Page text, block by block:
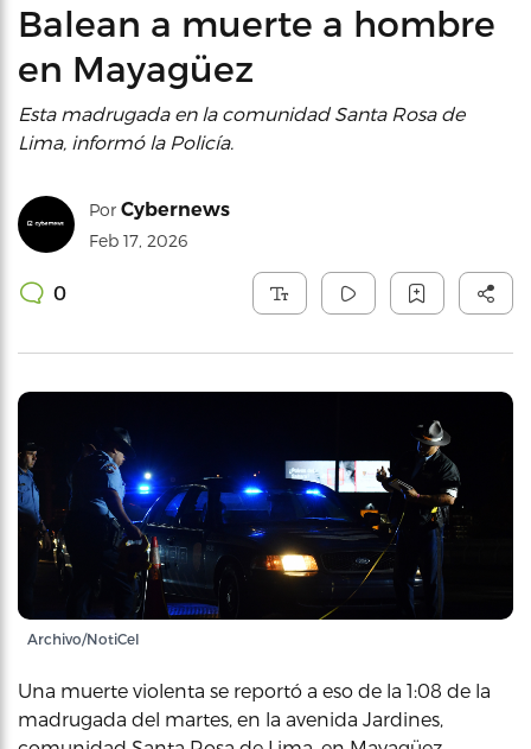
Balean a muerte a hombre
en Mayagüez
Esta madrugada en la comunidad Santa Rosa de
Lima, informó la Policía.
Por Cybernews
Feb 17, 2026
0
Archivo/NotiCel
Una muerte violenta se reportó a eso de la 1:08 de la
madrugada del martes, en la avenida Jardines,